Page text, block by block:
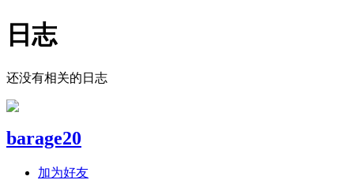
日志
还没有相关的日志
barage20
加为好友